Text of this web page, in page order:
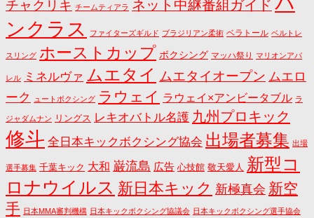
チャクリキ チームティアラ ネット中継番組ガイド
ンクラス
ファイターズギルド ブラジリアン柔術 ベラトール ベルトレ
スリング ホーストカップ ボクシング マッハ祭り マリオンアパ
レル ミネルヴァ ムエタイ ムエタイオープン ムエロ
ーク
ュートボクシング ラウェイ ラウェイ×アンビータブル ラ
ジャダムナン リングス レキオバトル名護 九州プロキック
修斗 全日本キックボクシング協会 出場者募集 出場
選手募集 千葉キック 大和 巌流島 広告 心技館 敬天愛人 新型コ
ロナウイルス 新日本キック 新極真会 新空
手 日本MMA審判機構 日本キックボクシング協議会 日本キックボクシング選手協会